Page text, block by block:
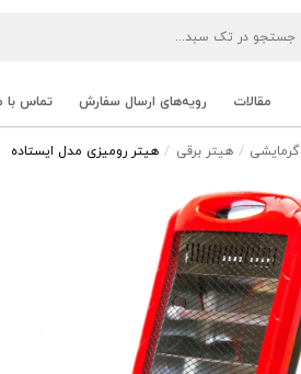
مقالات رویه‌های ارسال سفارش تماس با
گرمایشی هیتر برقی هیتر رومیزی مدل ایستاده